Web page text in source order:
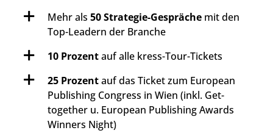
Mehr als 50 Strategie-Gespräche mit den
Top-Leadern der Branche
10 Prozentauf alle kress-Tour-Tickets
25 Prozentauf das Ticket zum European
Publishing Congress in Wien (inkl. Get-
together u. European Publishing Awards
Winners Night)